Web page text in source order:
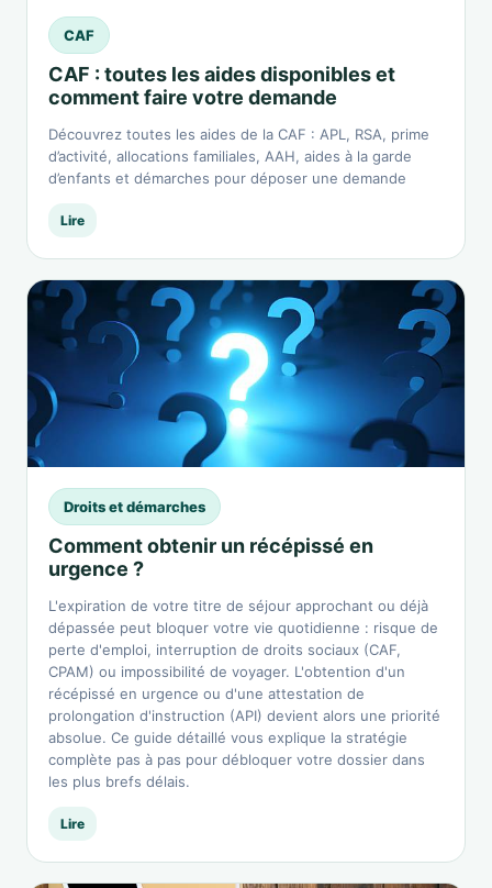
CAF
CAF : toutes les aides disponibles et
comment faire votre demande
Découvrez toutes les aides de la CAF : APL, RSA, prime
d’activité, allocations familiales, AAH, aides à la garde
d’enfants et démarches pour déposer une demande
Lire
Droits et démarches
Comment obtenir un récépissé en
urgence ?
L'expiration de votre titre de séjour approchant ou déjà
dépassée peut bloquer votre vie quotidienne : risque de
perte d'emploi, interruption de droits sociaux (CAF,
CPAM) ou impossibilité de voyager. L'obtention d'un
récépissé en urgence ou d'une attestation de
prolongation d'instruction (API) devient alors une priorité
absolue. Ce guide détaillé vous explique la stratégie
complète pas à pas pour débloquer votre dossier dans
les plus brefs délais.
Lire